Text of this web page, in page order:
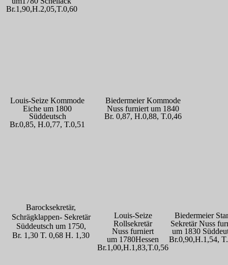
Br.1,90,H.2,05,T.0,60
Louis-Seize Kommode
Eiche um 1800
Süddeutsch
Br.0,85, H.0,77, T.0,51
Biedermeier Kommode
Nuss furniert um 1840
Br. 0,87, H.0,88, T.0,46
Barocksekretär,
Schrägklappen- Sekretär
Süddeutsch um 1750,
Br. 1,30 T. 0,68 H. 1,30
Louis-Seize
Rollsekretär
Nuss furniert
um 1780Hessen
Br.1,00,H.1,83,T.0,56
Biedermeier
Sekretär Nuss
um 1830
Br.0,90,H.1,54,